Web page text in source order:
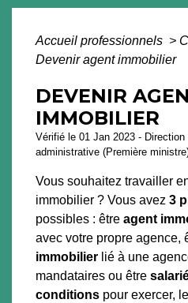
Accueil professionnels >
Devenir agent immobilier
DEVENIR
IMMOBILIER
Vérifié le 01 Jan 2023 -
administrative (Première
Vous souhaitez travailler
immobilier ? Vous avez 3
possibles : être agent
avec votre propre agence,
immobilier lié à une
mandataires ou être
conditions pour exercer,